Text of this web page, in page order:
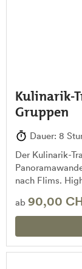
Kulinarik-
Gruppen
Dauer: 8
Der Kulinarik-
nach Flims.
ab 90,00